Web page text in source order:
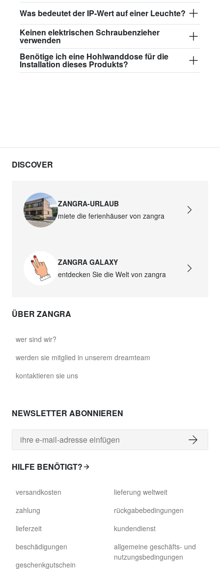
david.c.y.glass018
glass018 - Opalglas
david.c.y.glass019
glass019 - Opalglas
david.c.y.glass022
david.c.y.glass023
david.c.y.glass027
glass029 - Klarglas
86,00 €
glass031 - Klarglas
89,00 €
Was bedeutet der IP-Wert auf einer Leuchte?
Keinen elektrischen Schraubenzieher
verwenden
Benötige ich eine Hohlwanddose für die
Installation dieses Produkts?
DISCOVER
ZANGRA-URLAUB
miete die ferienhäuser von zangra
ZANGRA GALAXY
entdecken Sie die Welt von zangra
ÜBER ZANGRA
wer sind wir?
werden sie mitglied in unserem dreamteam
kontaktieren sie uns
NEWSLETTER ABONNIEREN
HILFE BENÖTIGT?
versandkosten
zahlung
lieferzeit
beschädigungen
geschenkgutschein
lieferung weltweit
rückgabebedingungen
kundendienst
allgemeine geschäfts- und
nutzungsbedingungen